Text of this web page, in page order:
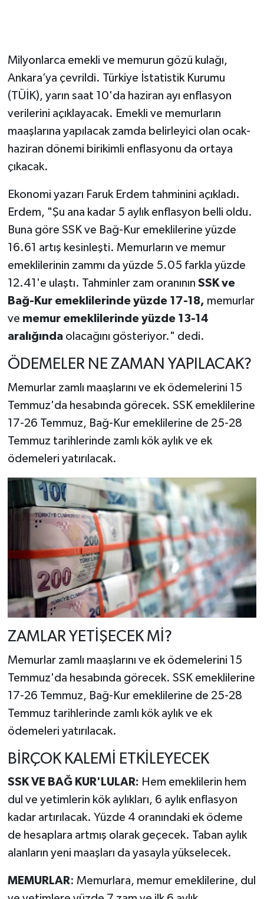
Milyonlarca emekli ve memurun gözü kulağı,
Ankara’ya çevrildi. Türkiye İstatistik Kurumu
(TÜİK), yarın saat 10'da haziran ayı enflasyon
verilerini açıklayacak. Emekli ve memurların
maaşlarına yapılacak zamda belirleyici olan ocak-
haziran dönemi birikimli enflasyonu da ortaya
çıkacak.
Ekonomi yazarı Faruk Erdem tahminini açıkladı.
Erdem, "Şu ana kadar 5 aylık enflasyon belli oldu.
Buna göre SSK ve Bağ-Kur emeklilerine yüzde
16.61 artış kesinleşti. Memurların ve memur
emeklilerinin zammı da yüzde 5.05 farkla yüzde
12.41'e ulaştı. Tahminler zam oranının SSK ve
Bağ-Kur emeklilerinde yüzde 17-18, memurlar
ve memur emeklilerinde yüzde 13-14
aralığındaolacağını gösteriyor." dedi.
ÖDEMELER NE ZAMAN YAPILACAK?
Memurlar zamlı maaşlarını ve ek ödemelerini 15
Temmuz'da hesabında görecek. SSK emeklilerine
17-26 Temmuz, Bağ-Kur emeklilerine de 25-28
Temmuz tarihlerinde zamlı kök aylık ve ek
ödemeleri yatırılacak.
ZAMLAR YETİŞECEK Mİ?
Memurlar zamlı maaşlarını ve ek ödemelerini 15
Temmuz'da hesabında görecek. SSK emeklilerine
17-26 Temmuz, Bağ-Kur emeklilerine de 25-28
Temmuz tarihlerinde zamlı kök aylık ve ek
ödemeleri yatırılacak.
BİRÇOK KALEMİ ETKİLEYECEK
SSK VE BAĞ KUR'LULAR: Hem emeklilerin hem
dul ve yetimlerin kök aylıkları, 6 aylık enflasyon
kadar artırılacak. Yüzde 4 oranındaki ek ödeme
de hesaplara artmış olarak geçecek. Taban aylık
alanların yeni maaşları da yasayla yükselecek.
MEMURLAR: Memurlara, memur emeklilerine, dul